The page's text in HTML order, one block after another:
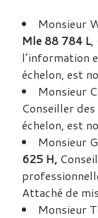
Monsieur
Mle 88 784 L,
l’information
échelon, est
Monsieur
Conseiller
échelon, est
Monsieur
625 H,
Attaché de
Monsieur